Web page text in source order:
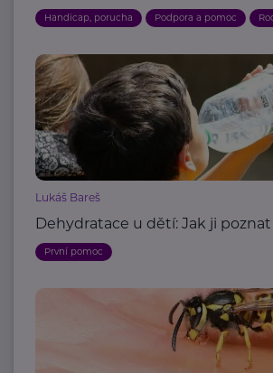
Handicap, porucha Podpora a pomoc
Lukáš Bareš
Dehydratace u dětí: Jak ji
První pomoc